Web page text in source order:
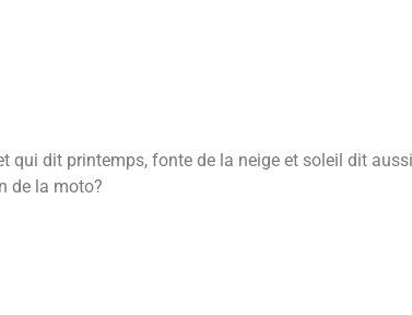
qui dit printemps, fonte de la neige et soleil dit
de la moto?